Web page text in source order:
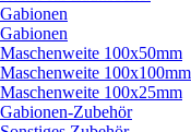
Gabionen
Gabionen
Maschenweite 100x50mm
Maschenweite 100x100mm
Maschenweite 100x25mm
Gabionen-Zubehör